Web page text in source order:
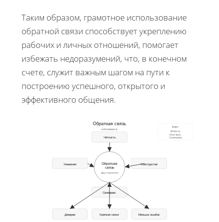
Таким образом, грамотное использование
обратной связи способствует укреплению
рабочих и личных отношений, помогает
избежать недоразумений, что, в конечном
счете, служит важным шагом на пути к
построению успешного, открытого и
эффективного общения.
Обратная связь
и её важность
Чёткость
Уважение Конструктив
Своеврем.
Обратная
связь
Двусторонняя
Доверие Крепкие связи Меньше ошибок
Ключ
Чёткость,
Конструк.,
Своеврем.,